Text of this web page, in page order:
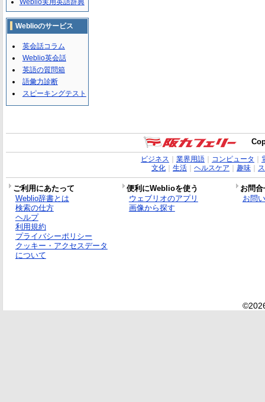
Weblio実用英語辞典
Weblioのサービス
英会話コラム
Weblio英会話
英語の質問箱
語彙力診断
スピーキングテスト
ビジネス 業界用語｜ コンピュータ
文化｜ 生活｜ ヘルスケア 趣味｜
ご利用にあたって 便利にWeblioを使う
お問
Weblio辞書とは
検索の仕方
ヘルプ
利用規約
プライバシーポリシー
クッキー・アクセスデータ
について
ウェブリオのアプリ
画像から探す
お問